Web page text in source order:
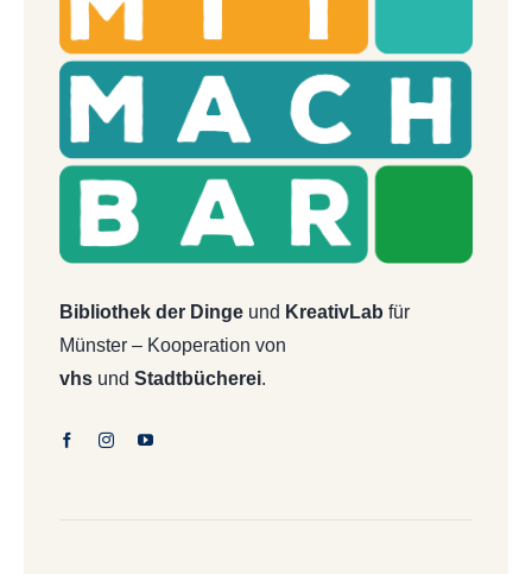
Bibliothek der Dingeund KreativLab für
Münster – Kooperation von
vhsund Stadtbücherei.